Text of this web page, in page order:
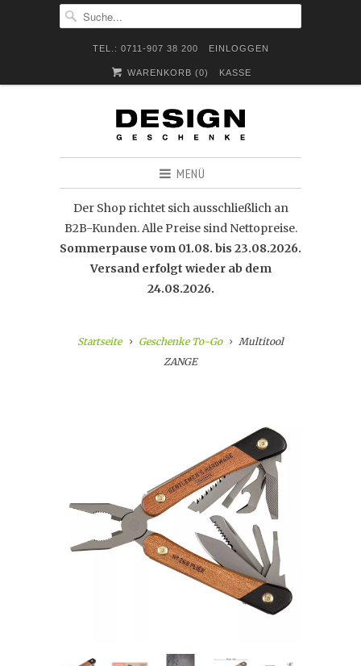
TEL.: 0711-907 38 200 EINLOGGEN
WARENKORB (0) KASSE
MENÜ
Der Shop richtet sich ausschließlich an
B2B-Kunden. Alle Preise sind Nettopreise.
Sommerpause vom 01.08. bis 23.08.2026.
Versand erfolgt wieder ab dem
24.08.2026.
Startseite Geschenke To-Go
Multitool
ZANGE